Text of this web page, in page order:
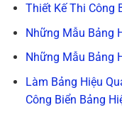
Thiết Kế Thi Công
Những Mẫu Bảng
Những Mẫu Bảng
Làm Bảng Hiệu
Công Biển Bảng